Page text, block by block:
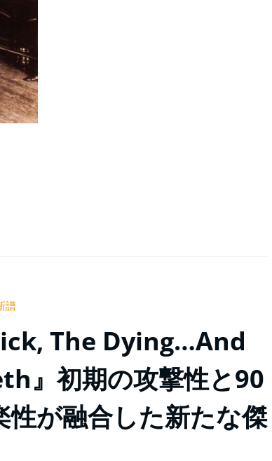
譜
The Dying…And
』初期の攻撃性と90
が融合した新たな傑